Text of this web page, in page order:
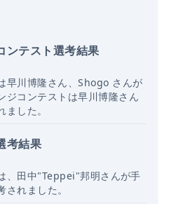
ンテスト選考結果
早川博隆さん、Shogo さんが
ジコンテストは早川博隆さん
した。
考結果
、田中"Teppei"邦明さんが手
れました。